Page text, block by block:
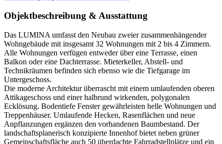
Objektbeschreibung & Ausstattung
Das LUMINA umfasst den Neubau zweier zusammenhängender
Wohngebäude mit insgesamt 32 Wohnungen mit 2 bis 4 Zimmern.
Alle Wohnungen verfügen entweder über eine Terrasse, einen
Balkon oder eine Dachterrasse. Mieterkeller, Abstell- und
Technikräumen befinden sich ebenso wie die Tiefgarage im
Untergeschoss.
Die moderne Architektur überrascht mit einem umlaufenden oberen
Attikageschoss und einer halbrund wirkenden, polygonalen
Ecklösung. Bodentiefe Fenster gewährleisten helle Wohnungen und
Treppenhäuser. Umlaufende Hecken, Rasenflächen und neue
Anpflanzungen ergänzen den vorhandenen Baumbestand. Der
landschaftsplanerisch konzipierte Innenhof bietet neben grüner
Gemeinschaftsfläche auch 50 überdachte Fahrradstellplätze und ein